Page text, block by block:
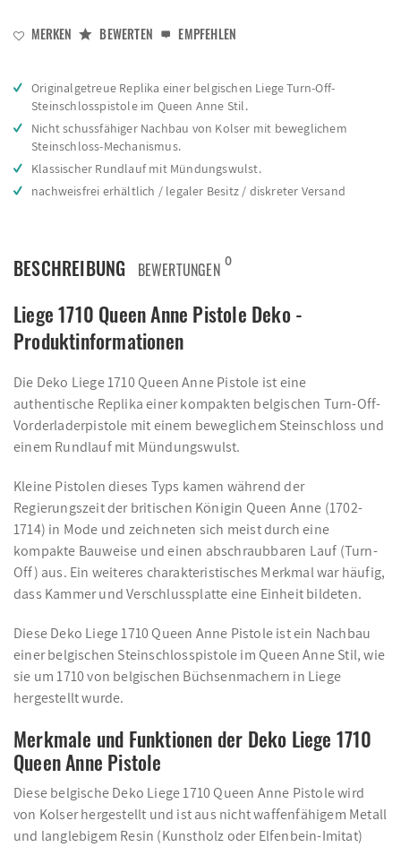
MERKEN BEWERTEN EMPFEHLEN
Originalgetreue Replika einer belgischen Liege Turn-Off-
Steinschlosspistole im Queen Anne Stil.
Nicht schussfähiger Nachbau von Kolser mit beweglichem
Steinschloss-Mechanismus.
Klassischer Rundlauf mit Mündungswulst.
nachweisfrei erhältlich / legaler Besitz / diskreter Versand
BESCHREIBUNG BEWERTUNGEN 0
Liege 1710 Queen Anne Pistole Deko -
Produktinformationen
Die Deko Liege 1710 Queen Anne Pistole ist eine
authentische Replika einer kompakten belgischen Turn-Off-
Vorderladerpistole mit einem beweglichem Steinschloss und
einem Rundlauf mit Mündungswulst.
Kleine Pistolen dieses Typs kamen während der
Regierungszeit der britischen Königin Queen Anne (1702-
1714) in Mode und zeichneten sich meist durch eine
kompakte Bauweise und einen abschraubbaren Lauf (Turn-
Off) aus. Ein weiteres charakteristisches Merkmal war häufig,
dass Kammer und Verschlussplatte eine Einheit bildeten.
Diese Deko Liege 1710 Queen Anne Pistole ist ein Nachbau
einer belgischen Steinschlosspistole im Queen Anne Stil, wie
sie um 1710 von belgischen Büchsenmachern in Liege
hergestellt wurde.
Merkmale und Funktionen der Deko Liege 1710
Queen Anne Pistole
Diese belgische Deko Liege 1710 Queen Anne Pistole wird
von Kolser hergestellt und ist aus nicht waffenfähigem Metall
und langlebigem Resin (Kunstholz oder Elfenbein-Imitat)